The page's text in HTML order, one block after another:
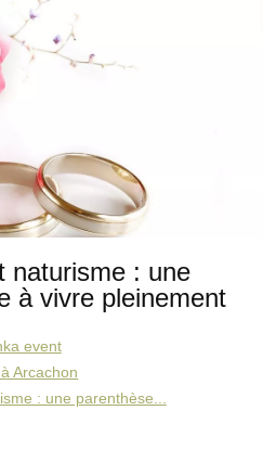
naturisme : une
à vivre pleinement
event
Arcachon
: une parenthèse...